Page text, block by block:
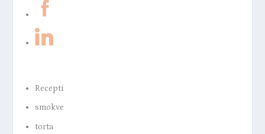
Recepti
smokve
torta